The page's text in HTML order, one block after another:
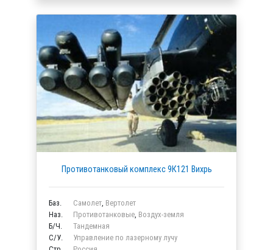
Противотанковый комплекс 9К121 Вихрь
Баз. Самолет Вертолет
Наз.
Противотанковые Воздух-земля
Б/Ч.
Тандемная
C/У.
Управление по лазерному лучу